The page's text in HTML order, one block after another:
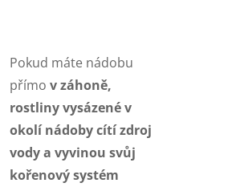
Pokud máte nádobu
přímo v záhoně,
rostliny vysázené v
okolí nádoby cítí zdroj
vody a vyvinou svůj
kořenový systém